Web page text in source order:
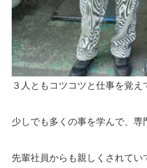
３人ともコツコツと仕事を覚
少しでも多くの事を学んで、
先輩社員からも親しくされて